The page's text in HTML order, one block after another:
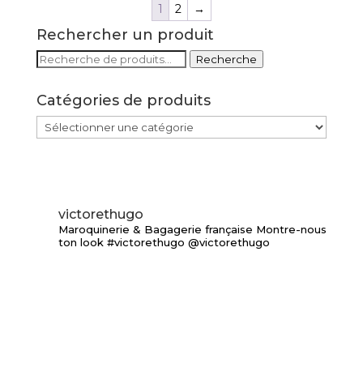
1 2 →
Rechercher un produit
Recherche
Recherche
Catégories de produits
victorethugo
Maroquinerie & Bagagerie française Montre-nous
ton look #victorethugo @victorethugo